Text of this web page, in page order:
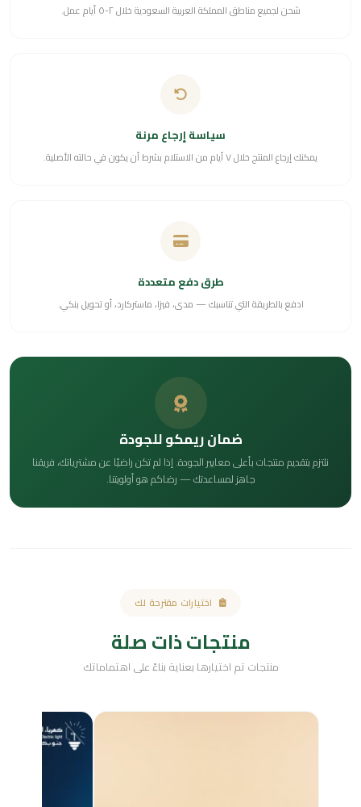
شحن لجميع مناطق المملكة العربية السعودية خلال ٢-٥ أيام عمل.
سياسة إرجاع مرنة
يمكنك إرجاع المنتج خلال ٧ أيام من الاستلام بشرط أن يكون في حالته الأصلية.
طرق دفع متعددة
ادفع بالطريقة التي تناسبك — مدى، فيزا، ماستركارد، أو تحويل بنكي.
ضمان ريمكو للجودة
نلتزم بتقديم منتجات بأعلى معايير الجودة. إذا لم تكن راضيًا عن مشترياتك، فريقنا
جاهز لمساعدتك — رضاكم هو أولويتنا.
اختيارات مقترحة لك
منتجات ذات صلة
منتجات تم اختيارها بعناية بناءً على اهتماماتك